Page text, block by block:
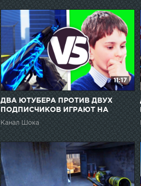
ПОБЕДУ
11:17
ДВА ЮТУБЕРА ПРОТИВ ДВУХ
ПОДПИСЧИКОВ ИГРАЮТ НА
НОЖИ В CS:GO // ДАРЮ
ПОДПИСЧИКАМ СКИНЫ ЗА
ПОБЕДУ
Канал Шока